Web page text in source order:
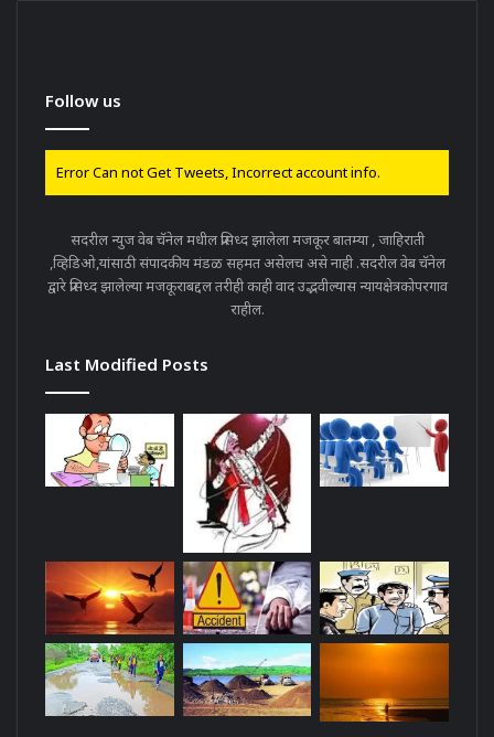
Follow us
Error Can not Get Tweets, Incorrect account info.
सदरील न्युज वेब चॅनेल मधील प्रसिध्द झालेला मजकूर बातम्या , जाहिराती
,व्हिडिओ,यांसाठी संपादकीय मंडळ सहमत असेलच असे नाही .सदरील वेब चॅनेल
द्वारे प्रसिध्द झालेल्या मजकूराबद्दल तरीही काही वाद उद्भवील्यास न्यायक्षेत्रकोपरगाव
राहील.
Last Modified Posts